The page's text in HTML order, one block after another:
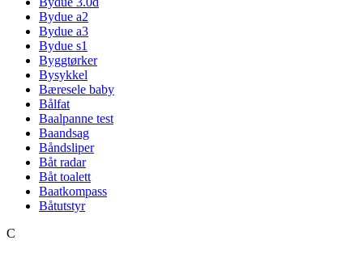
Bydue a2
Bydue a3
Bydue s1
Byggtørker
Bysykkel
Bæresele baby
Bålfat
Baalpanne test
Baandsag
Båndsliper
Båt radar
Båt toalett
Baatkompass
Båtutstyr
C